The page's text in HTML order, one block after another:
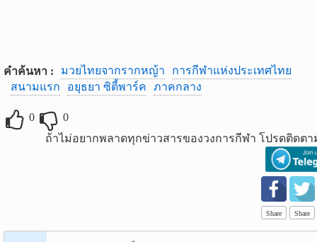
คำค้นหา : มวยไทยจากรากหญ้า
การกีฬาแห่งประเทศไทย
สนามแรก
อยุธยา ซิตี้พาร์ค ภาคกลาง
0
0
ถ้าไม่อยากพลาดทุกข่าวสารของวงการกีฬา โปรดติดตา
Share Share